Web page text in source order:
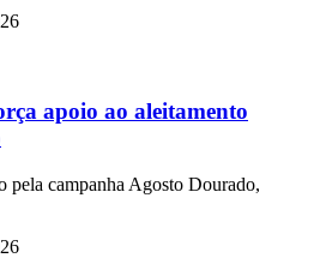
apoio ao aleitamento
pela campanha Agosto Dourado,